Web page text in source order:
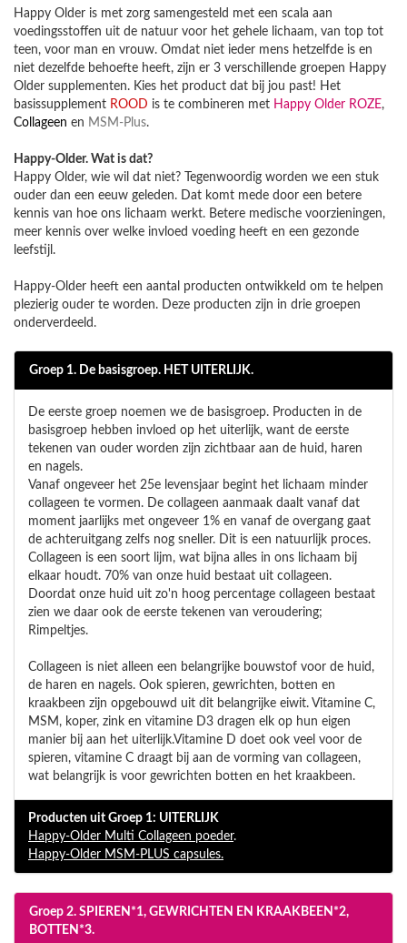
Happy Older is met zorg samengesteld met een scala aan
voedingsstoffen uit de natuur voor het gehele lichaam, van top tot
teen, voor man en vrouw. Omdat niet ieder mens hetzelfde is en
niet dezelfde behoefte heeft, zijn er 3 verschillende groepen Happy
Older supplementen. Kies het product dat bij jou past! Het
basissupplement ROOD is te combineren met Happy Older ROZE,
Collageen en MSM-Plus.
Happy-Older. Wat is dat?
Happy Older, wie wil dat niet? Tegenwoordig worden we een stuk
ouder dan een eeuw geleden. Dat komt mede door een betere
kennis van hoe ons lichaam werkt. Betere medische voorzieningen,
meer kennis over welke invloed voeding heeft en een gezonde
leefstijl.
Happy-Older heeft een aantal producten ontwikkeld om te helpen
plezierig ouder te worden. Deze producten zijn in drie groepen
onderverdeeld.
Groep 1. De basisgroep. HET UITERLIJK.
De eerste groep noemen we de basisgroep. Producten in de
basisgroep hebben invloed op het uiterlijk, want de eerste
tekenen van ouder worden zijn zichtbaar aan de huid, haren
en nagels.
Vanaf ongeveer het 25e levensjaar begint het lichaam minder
collageen te vormen. De collageen aanmaak daalt vanaf dat
moment jaarlijks met ongeveer 1% en vanaf de overgang gaat
de achteruitgang zelfs nog sneller. Dit is een natuurlijk proces.
Collageen is een soort lijm, wat bijna alles in ons lichaam bij
elkaar houdt. 70% van onze huid bestaat uit collageen.
Doordat onze huid uit zo'n hoog percentage collageen bestaat
zien we daar ook de eerste tekenen van veroudering;
Rimpeltjes.
Collageen is niet alleen een belangrijke bouwstof voor de huid,
de haren en nagels. Ook spieren, gewrichten, botten en
kraakbeen zijn opgebouwd uit dit belangrijke eiwit. Vitamine C,
MSM, koper, zink en vitamine D3 dragen elk op hun eigen
manier bij aan het uiterlijk.Vitamine D doet ook veel voor de
spieren, vitamine C draagt bij aan de vorming van collageen,
wat belangrijk is voor gewrichten botten en het kraakbeen.
Producten uit Groep 1: UITERLIJK
Happy-Older Multi Collageen poeder.
Happy-Older MSM-PLUS capsules.
Groep 2. SPIEREN*1, GEWRICHTEN EN KRAAKBEEN*2,
BOTTEN*3.